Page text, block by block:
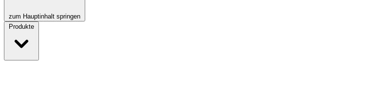
zum Hauptinhalt springen
Produkte